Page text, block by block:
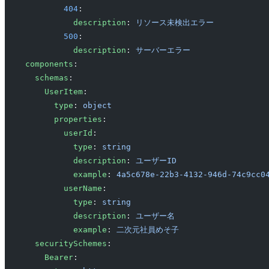
        404
:
          description
:
リソース未検出エラー
        500
:
          description
: サーバーエラー
components :
  schemas
:
    UserItem
:
      type
: object
      properties
:
        userId
:
          type
: string
          description
: ユーザーID
          example
: 4a5c678e-22b3-4132-946d-
        userName
:
          type
: string
          description
: ユーザー名
          example
: 二次元社員めそ子
  securitySchemes
:
    Bearer
: